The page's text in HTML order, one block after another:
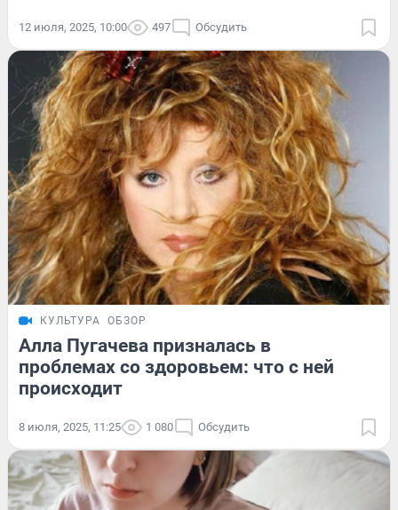
12 июля, 2025, 10:00 497 Обсудить
КУЛЬТУРА ОБЗОР
Алла Пугачева призналась в
проблемах со здоровьем: что с ней
происходит
8 июля, 2025, 11:25 1 080 Обсудить